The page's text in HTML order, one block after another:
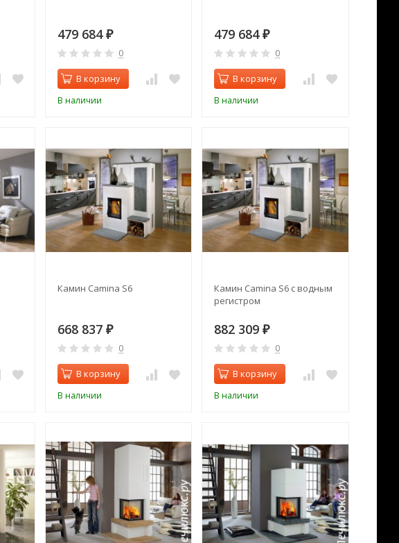
479 684 ₽
0
В корзину
В наличии
479 684₽
0
В корзину
В наличии
Камин Camina S6
668 837 ₽
0
В корзину
В наличии
Камин Camina S6 с водным
регистром
882 309₽
0
В корзину
В наличии